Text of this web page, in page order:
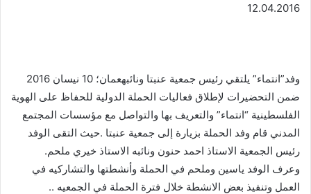
12.04.2016
وفد”انتماء” يلتقي رئيس جمعية عنبتا ونائبهعمان؛ 10 نيسان 2016
ضمن التحضيرات لإطلاق فعاليات الحملة الدولية للحفاظ على الهوية
الفلسطينية “انتماء” والتعريف بها والتواصل مع مؤسسات المجتمع
المدني قام وفد الحملة بزيارة إلى جمعية عنبتا .حيث التقى الوفد
رئيس الجمعية الاستاذ احمد حنون ونائبه الاستاذ خيري ملحم.
وعرف الوفد ياسين وملحم في الحملة وأنشطتها والتشاركيه في
العمل وتنفيذ بعض الانشطة خلال فترة الحملة في الجمعيه ..